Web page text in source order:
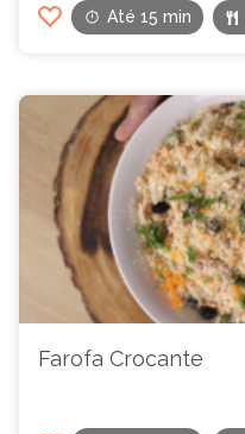
Até 15 min
Farofa Crocante